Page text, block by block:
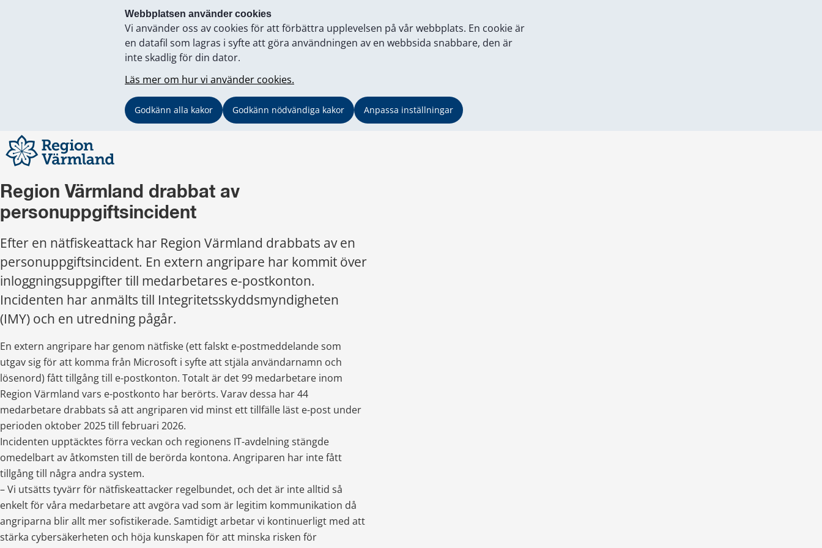
Webbplatsen använder cookies
Vi använder oss av cookies för att förbättra upplevelsen på vår webbplats. En cookie är
en datafil som lagras i syfte att göra användningen av en webbsida snabbare, den är
inte skadlig för din dator.
Läs mer om hur vi använder cookies.
Godkänn alla kakor Godkänn nödvändiga kakor Anpassa inställningar
Region Värmland drabbat av
personuppgiftsincident
Efter en nätfiskeattack har Region Värmland drabbats av en
personuppgiftsincident. En extern angripare har kommit över
inloggningsuppgifter till medarbetares e-postkonton.
Incidenten har anmälts till Integritetsskyddsmyndigheten
(IMY) och en utredning pågår.
En extern angripare har genom nätfiske (ett falskt e-postmeddelande som
utgav sig för att komma från Microsoft i syfte att stjäla användarnamn och
lösenord) fått tillgång till e-postkonton. Totalt är det 99 medarbetare inom
Region Värmland vars e-postkonto har berörts. Varav dessa har 44
medarbetare drabbats så att angriparen vid minst ett tillfälle läst e-post under
perioden oktober 2025 till februari 2026.
Incidenten upptäcktes förra veckan och regionens IT-avdelning stängde
omedelbart av åtkomsten till de berörda kontona. Angriparen har inte fått
tillgång till några andra system.
– Vi utsätts tyvärr för nätfiskeattacker regelbundet, och det är inte alltid så
enkelt för våra medarbetare att avgöra vad som är legitim kommunikation då
angriparna blir allt mer sofistikerade. Samtidigt arbetar vi kontinuerligt med att
stärka cybersäkerheten och höja kunskapen för att minska risken för